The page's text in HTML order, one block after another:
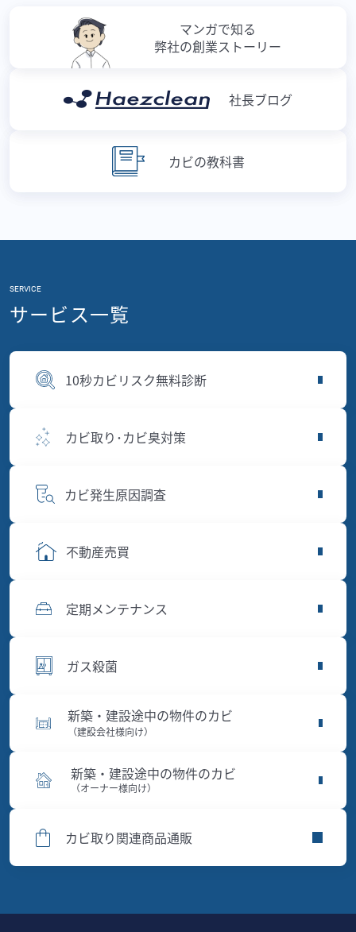
カビの教科書
社長ブログ
マンガで知る
弊社の創業ストーリー
SERVICE
サービス一覧
10秒カビリスク無料診断
カビ取り･カビ臭対策
カビ発生原因調査
不動産売買
定期メンテナンス
ガス殺菌
新築・建設途中の物件のカビ
（建設会社様向け）
新築・建設途中の物件のカビ
（オーナー様向け）
カビ取り関連商品通販